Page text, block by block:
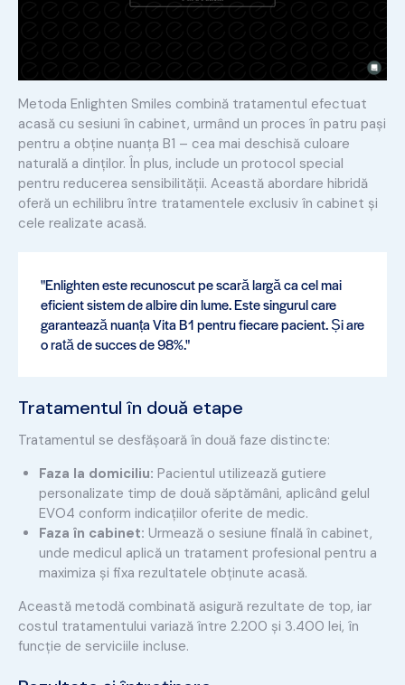
Metoda Enlighten Smiles combină tratamentul efectuat
acasă cu sesiuni în cabinet, urmând un proces în patru pași
pentru a obține nuanța B1 – cea mai deschisă culoare
naturală a dinților. În plus, include un protocol special
pentru reducerea sensibilității. Această abordare hibridă
oferă un echilibru între tratamentele exclusiv în cabinet și
cele realizate acasă.
"Enlighten este recunoscut pe scară largă ca cel mai
eficient sistem de albire din lume. Este singurul care
garantează nuanța Vita B1 pentru fiecare pacient. Și are
o rată de succes de 98%."
Tratamentul în două etape
Tratamentul se desfășoară în două faze distincte:
Faza la domiciliu: Pacientul utilizează gutiere
personalizate timp de două săptămâni, aplicând gelul
EVO4 conform indicațiilor oferite de medic.
Faza în cabinet: Urmează o sesiune finală în cabinet,
unde medicul aplică un tratament profesional pentru a
maximiza și fixa rezultatele obținute acasă.
Această metodă combinată asigură rezultate de top, iar
costul tratamentului variază între 2.200 și 3.400 lei, în
funcție de serviciile incluse.